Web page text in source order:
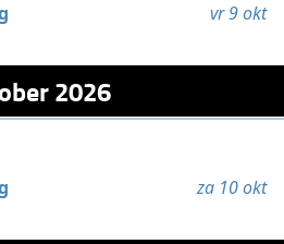
vr 9 okt
2026
za 10 okt